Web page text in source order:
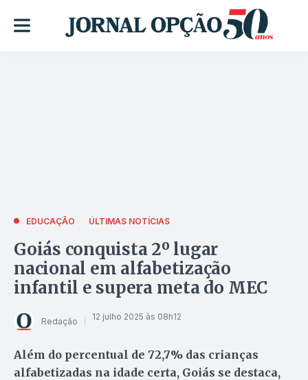
EDUCAÇÃO ÚLTIMAS NOTÍCIAS
Goiás conquista 2º lugar
nacional em alfabetização
infantil e supera meta do MEC
Redação 12 julho 2025 às 08h12
Além do percentual de 72,7% das crianças
alfabetizadas na idade certa, Goiás se destaca,